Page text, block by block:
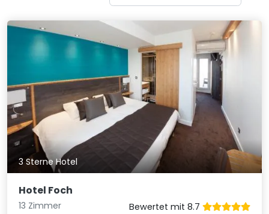
3 Sterne Hotel
Hotel Foch
13 Zimmer
Bewertet mit 8.7